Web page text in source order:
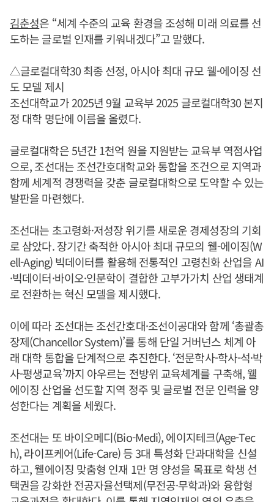
김춘성은 “세계 수준의 교육 환경을 조성해 미래 의료를 선
도하는 글로벌 인재를 키워내겠다”고 말했다.
△글로컬대학30 최종 선정, 아시아 최대 규모 웰-에이징 선
도 모델 제시
조선대학교가 2025년 9월 교육부 2025 글로컬대학30 본지
정 대학 명단에 이름을 올렸다.
글로컬대학은 5년간 1천억 원을 지원받는 교육부 역점사업
으로, 조선대는 조선간호대학교와 통합을 조건으로 지역과
함께 세계적 경쟁력을 갖춘 글로컬대학으로 도약할 수 있는
발판을 마련했다.
조선대는 초고령화·저성장 위기를 새로운 경제성장의 기회
로 삼았다. 장기간 축적한 아시아 최대 규모의 웰-에이징(W
ell-Aging) 빅데이터를 활용해 전통적인 고령친화 산업을 AI
·빅데이터·바이오·인문학이 결합한 고부가가치 산업 생태계
로 전환하는 혁신 모델을 제시했다.
이에 따라 조선대는 조선간호대·조선이공대와 함께 ‘총괄총
장제(Chancellor System)’를 통해 단일 거버넌스 체계 아
래 대학 통합을 단계적으로 추진한다. ‘전문학사-학사-석·박
사-평생교육’까지 아우르는 전방위 교육체계를 구축해, 웰
에이징 산업을 선도할 지역 정주 및 글로벌 전문 인력을 양
성한다는 계획을 세웠다.
조선대는 또 바이오메디(Bio-Medi), 에이지테크(Age-Tec
h), 라이프케어(Life-Care) 등 3대 특성화 단과대학을 신설
하고, 웰에이징 맞춤형 인재 1만 명 양성을 목표로 학생 선
택권을 강화한 전공자율선택제(무전공·무학과)와 융합형